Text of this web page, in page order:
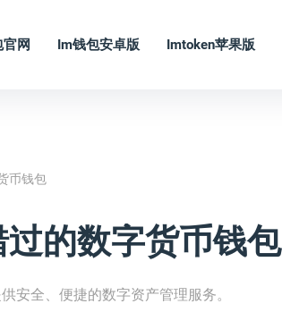
网 Im钱包安卓版 Imtoken苹果版
币钱包
的数字货币钱包
安全、便捷的数字资产管理服务。